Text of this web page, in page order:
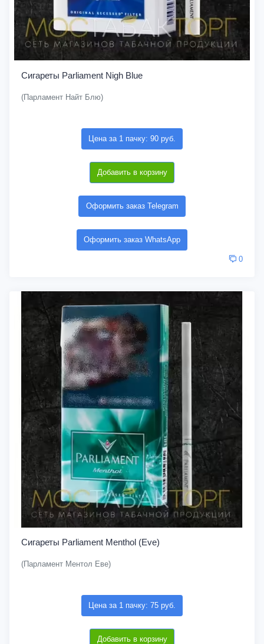
Сигареты Parliament Nigh Blue
(Парламент Найт Блю)
Цена за 1 пачку: 90 руб.
Добавить в корзину
Оформить заказ Telegram
Оформить заказ WhatsApp
0
Сигареты Parliament Menthol (Eve)
(Парламент Ментол Еве)
Цена за 1 пачку: 75 руб.
Добавить в корзину